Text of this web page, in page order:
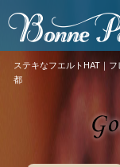
ステキなフエルトHAT｜
都